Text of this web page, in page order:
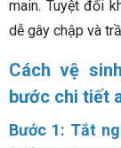
main. Tuyệt đối
dễ gây chập và
Cách vệ
bước chi tiết
Bước 1: Tắt